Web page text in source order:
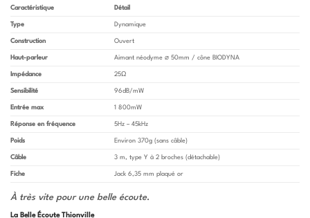
Caractéristique Détail
Type Dynamique
Construction Ouvert
Haut-parleur Aimant néodyme ⌀ 50mm / cône BIODYNA
Impédance 25Ω
Sensibilité 96dB/mW
Entrée max 1 800mW
Réponse en fréquence 5Hz – 45kHz
Poids Environ 370g (sans câble)
Câble 3 m, type Y à 2 broches (détachable)
Fiche Jack 6,35 mm plaqué or
À très vite pour une belle écoute.
La Belle Écoute Thionville